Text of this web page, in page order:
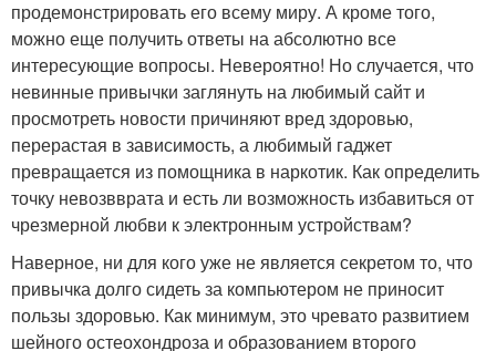
продемонстрировать его всему миру. А кроме того,
можно еще получить ответы на абсолютно все
интересующие вопросы. Невероятно! Но случается, что
невинные привычки заглянуть на любимый сайт и
просмотреть новости причиняют вред здоровью,
перерастая в зависимость, а любимый гаджет
превращается из помощника в наркотик. Как определить
точку невозвврата и есть ли возможность избавиться от
чрезмерной любви к электронным устройствам?
Наверное, ни для кого уже не является секретом то, что
привычка долго сидеть за компьютером не приносит
пользы здоровью. Как минимум, это чревато развитием
шейного остеохондроза и образованием второго